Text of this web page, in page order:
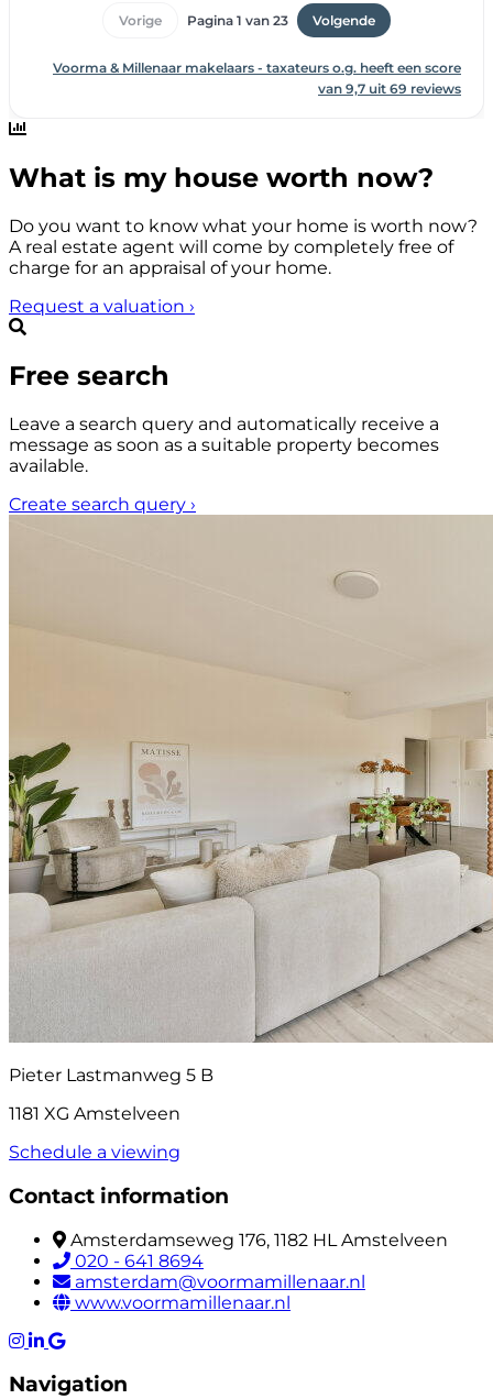
What is my house worth now?
Do you want to know what your home is worth now?
A real estate agent will come by completely free of
charge for an appraisal of your home.
Request a valuation ›
Free search
Leave a search query and automatically receive a
message as soon as a suitable property becomes
available.
Create search query ›
Pieter Lastmanweg 5 B
1181 XG Amstelveen
Schedule a viewing
Contact information
Amsterdamseweg 176, 1182 HL Amstelveen
020 - 641 8694
amsterdam@voormamillenaar.nl
www.voormamillenaar.nl
Navigation